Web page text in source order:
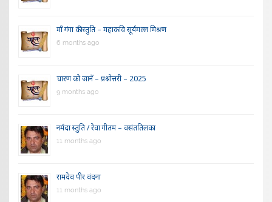
माँ गंगा की स्तुति – महाकवि सूर्यमल्ल मिश्रण
6 months ago
चारण को जानें – प्रश्नोत्तरी – 2025
9 months ago
नर्मदा स्तुति / रेवा गीतम – वसंततिलका
11 months ago
रामदेव पीर वंदना
11 months ago